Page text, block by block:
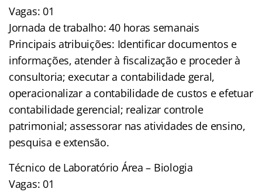
Vagas: 01
Jornada de trabalho: 40 horas semanais
Principais atribuições: Identificar documentos e
informações, atender à fiscalização e proceder à
consultoria; executar a contabilidade geral,
operacionalizar a contabilidade de custos e efetuar
contabilidade gerencial; realizar controle
patrimonial; assessorar nas atividades de ensino,
pesquisa e extensão.
Técnico de Laboratório Área – Biologia
Vagas: 01